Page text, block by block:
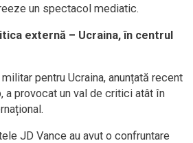
un spectacol mediatic.
externă – Ucraina, în centrul
pentru Ucraina, anunțată recent
a provocat un val de critici atât în
JD Vance au avut o confruntare